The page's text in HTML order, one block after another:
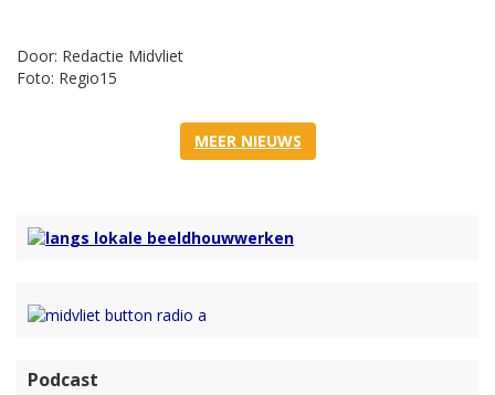
Door: Redactie Midvliet
Foto: Regio15
MEER NIEUWS
Podcast